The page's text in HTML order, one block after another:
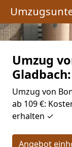
Umzug
Umzug von
ab 109 €:
erhalten ✓
Angebot